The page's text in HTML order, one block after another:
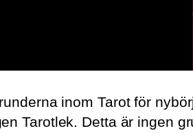
inom Tarot för
Tarotlek. Detta är ingen